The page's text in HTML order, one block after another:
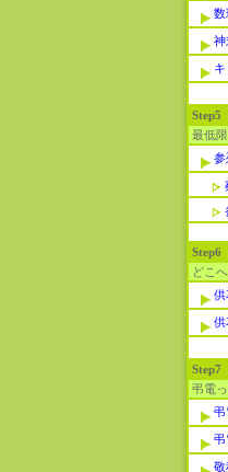
数
神
最低
参
どこ
供
供
弔電
弔
弔
敬